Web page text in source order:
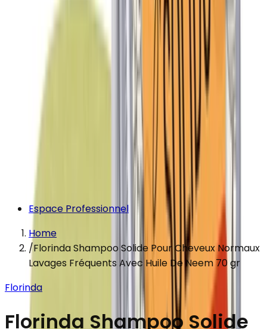
Espace Professionnel
Home
/Florinda Shampoo Solide Pour Cheveux Normaux
Lavages Fréquents Avec Huile De Neem 70 gr
Florinda
Florinda Shampoo Solide